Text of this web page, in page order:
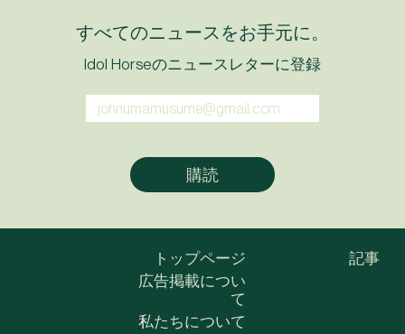
すべてのニュースをお手元に。
Idol Horseのニュースレターに登録
トップページ
広告掲載につい
て
私たちについて
記事